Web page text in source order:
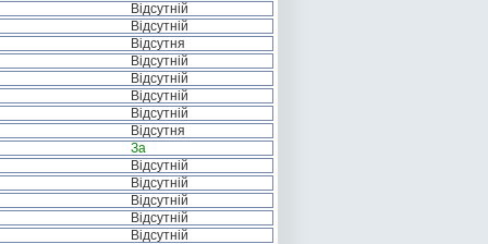
Відсутній
Відсутній
Відсутня
Відсутній
Відсутній
Відсутній
Відсутній
Відсутня
За
Відсутній
Відсутній
Відсутній
Відсутній
Відсутній